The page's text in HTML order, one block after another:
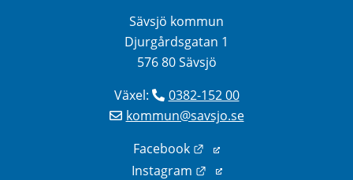
Sävsjö kommun
Djurgårdsgatan 1
576 80 Sävsjö
Växel:
0382-152 00
kommun@savsjo.se
Facebook
Länk till annan
Instagram
Länk till annan